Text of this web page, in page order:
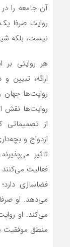
آن جامعه را
روایت صرفا
نیست، بلکه
هر روایتی
ارائه، تبیین
روایت‌ها جهان
روایت‌ها نقش
از تصمیماتی
ازدواج و
تاثیر
فعالیت
فضاسازی
می‌دهد. او
می‌کند. او
منطق موفقیت